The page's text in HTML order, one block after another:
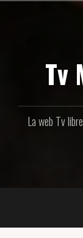
Tv
La web Tv